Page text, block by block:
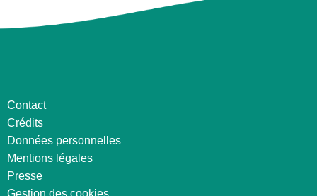
Contact
Crédits
Données personnelles
Mentions légales
Presse